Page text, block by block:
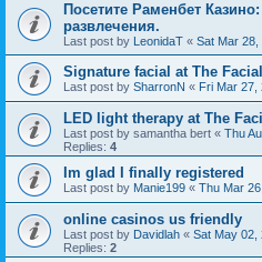
Посетите Раменбет
развлечения.
Last post by LeonidaT « Sat Mar 28,
Signature facial at The
Last post by SharronN « Fri Mar 27,
LED light therapy at The
Last post by samantha bert « Thu
Replies: 4
Im glad I finally registered
Last post by Manie199 « Thu Mar
online casinos us friendly
Last post by Davidlah « Sat May 02,
Replies: 2